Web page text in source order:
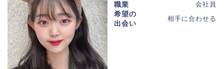
職業 会社員
希望の
出会い
相手に合わせる